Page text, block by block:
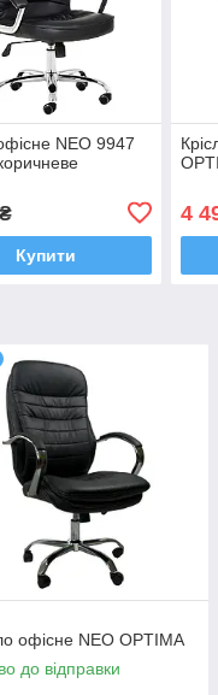
NEO 9947
Купити
4
офісне NEO OPTIMA
до відправки